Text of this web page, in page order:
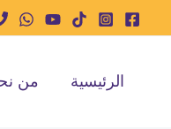
تخطي
إلى
الرئيسية من